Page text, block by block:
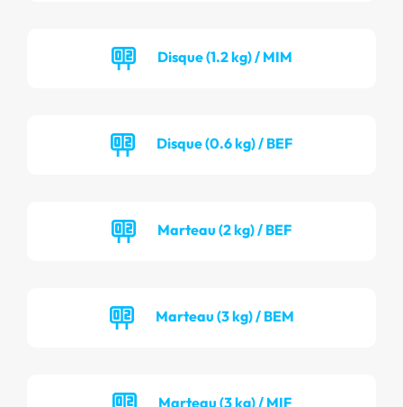
Disque (1.2 kg) / MIM
Disque (0.6 kg) / BEF
Marteau (2 kg) / BEF
Marteau (3 kg) / BEM
Marteau (3 kg) / MIF